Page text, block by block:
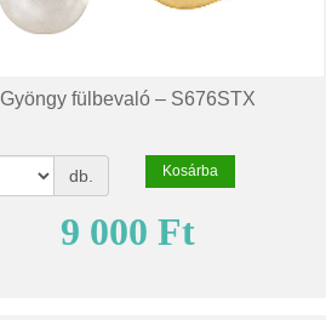
Gyöngy fülbevaló – S676STX
db. Kosárba
9 000 Ft